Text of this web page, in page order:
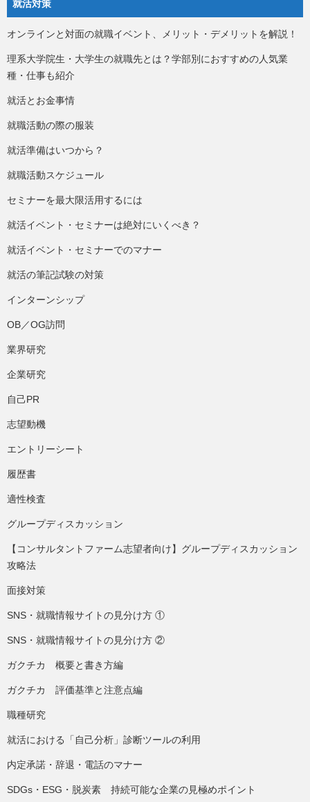
就活対策
オンラインと対面の就職イベント、メリット・デメリットを解説！
理系大学院生・大学生の就職先とは？学部別におすすめの人気業
種・仕事も紹介
就活とお金事情
就職活動の際の服装
就活準備はいつから？
就職活動スケジュール
セミナーを最大限活用するには
就活イベント・セミナーは絶対にいくべき？
就活イベント・セミナーでのマナー
就活の筆記試験の対策
インターンシップ
OB／OG訪問
業界研究
企業研究
自己PR
志望動機
エントリーシート
履歴書
適性検査
グループディスカッション
【コンサルタントファーム志望者向け】グループディスカッション
攻略法
面接対策
SNS・就職情報サイトの見分け方 ①
SNS・就職情報サイトの見分け方 ②
ガクチカ 概要と書き方編
ガクチカ 評価基準と注意点編
職種研究
就活における「自己分析」診断ツールの利用
内定承諾・辞退・電話のマナー
SDGs・ESG・脱炭素 持続可能な企業の見極めポイント